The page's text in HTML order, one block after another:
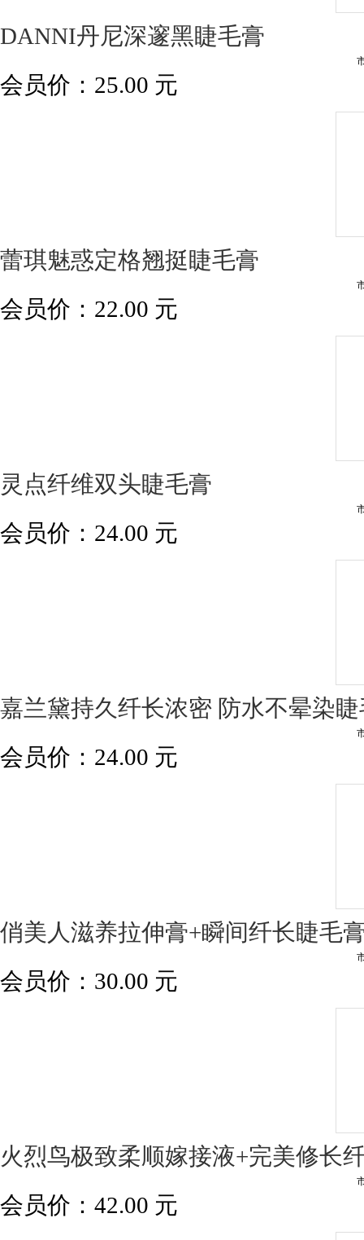
DANNI丹尼深邃黑睫毛膏
会员价： 25.00 元
蕾琪魅惑定格翘挺睫毛膏
会员价： 22.00 元
灵点纤维双头睫毛膏
会员价： 24.00 元
嘉兰黛持久纤长浓密 防水不晕染
会员价： 24.00 元
俏美人滋养拉伸膏+瞬间纤长睫毛
会员价： 30.00 元
火烈鸟极致柔顺嫁接液+完美修长
会员价： 42.00 元